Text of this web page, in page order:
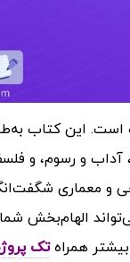
است. این کتاب
و رسوم، و
و معماری
الهام‌بخش
بیشتر همراهتک